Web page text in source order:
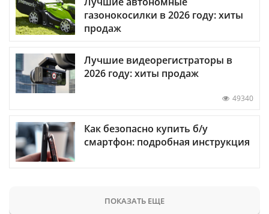
газонокосилки в 2026 году: хиты
продаж
Лучшие видеорегистраторы в
2026 году: хиты продаж
49340
Как безопасно купить б/у
смартфон: подробная инструкция
ПОКАЗАТЬ ЕЩЕ